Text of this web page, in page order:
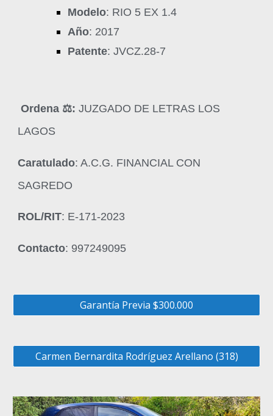
Modelo: RIO 5 EX 1.4
Año: 2017
Patente: JVCZ.28-7
Ordena ‍⚖️:JUZGADO DE LETRAS LOS
LAGOS
Caratulado: A.C.G. FINANCIAL CON
SAGREDO
ROL/RIT: E-171-2023
Contacto: 997249095
Garantía Previa $300.000
Carmen Bernardita Rodríguez Arellano (318)